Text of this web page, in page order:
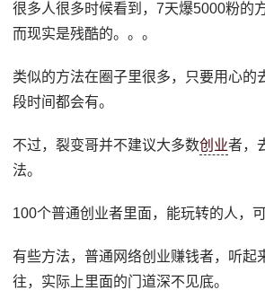
很多人很多时候看到，7天爆5000粉的
而现实是残酷的。。。
类似的方法在圈子里很多，只要用心的
段时间都会有。
不过，裂变哥并不建议大多数创业者，
法。
100个普通创业者里面，能玩转的人，
有些方法，普通网络创业赚钱者，听起
往，实际上里面的门道深不见底。